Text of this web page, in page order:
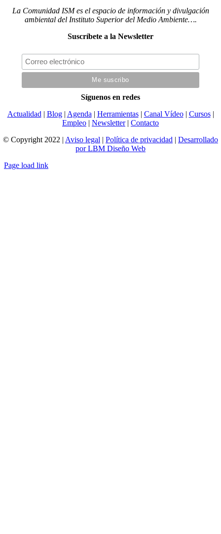
La Comunidad ISM es el espacio de información y divulgación
ambiental del Instituto Superior del Medio Ambiente….
Suscríbete a la Newsletter
Síguenos en redes
Actualidad | Blog| Agenda | Herramientas| Canal Vídeo| Cursos|
Empleo | Newsletter| Contacto
© Copyright 2022 | Aviso legal | Política de privacidad | Desarrollado
por LBM Diseño Web
Page load link